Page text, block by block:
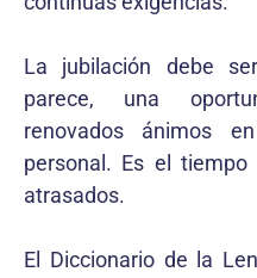
La jubilación debe
parece, una
renovados ánimos
personal. Es el
atrasados.
El Diccionario de la